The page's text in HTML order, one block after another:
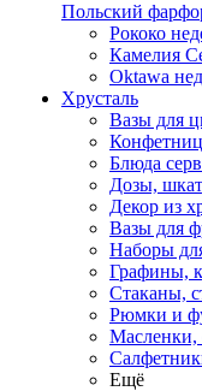
Польский
Рококо
Камелия
Oktawa
Хрусталь
Вазы для
Блюда
Дозы,
Декор из
Вазы для
Наборы
Графины,
Стаканы,
Рюмки и
Масленки,
Ещё